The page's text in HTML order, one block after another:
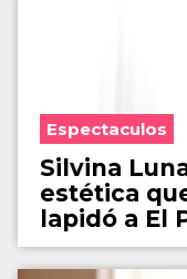
Espectaculos
Silvina
estética
lapidó a El